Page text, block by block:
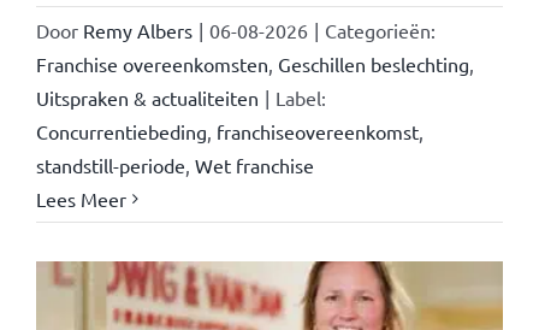
Door Remy Albers | 06-08-2026 | Categorieën:
Franchise overeenkomsten Geschillen beslechting
Uitspraken & actualiteiten | Label:
Concurrentiebeding franchiseovereenkomst,
standstill-periode Wet franchise
Lees Meer